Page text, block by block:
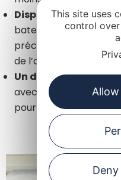
Dispositif de lutte
bateaux marqués « CE
préconisations du
de l’article 245-5.32
Un dispositif de
avec au moins un
pour assurer ces 2
This site uses
control